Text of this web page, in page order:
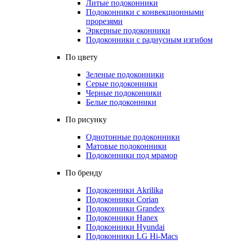
Литые подоконники
Подоконники с конвекционными
прорезями
Эркерные подоконники
Подоконники с радиусным изгибом
По цвету
Зеленые подоконники
Серые подоконники
Черные подоконники
Белые подоконники
По рисунку
Однотонные подоконники
Матовые подоконники
Подоконники под мрамор
По бренду
Подоконники Akrilika
Подоконники Corian
Подоконники Grandex
Подоконники Hanex
Подоконники Hyundai
Подоконники LG Hi-Macs